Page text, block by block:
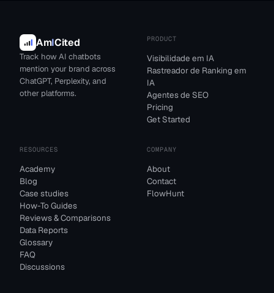
AmICited
Track how AI chatbots
mention your brand across
ChatGPT, Perplexity, and
other platforms.
PRODUCT
Visibilidade em IA
Rastreador de Ranking em
IA
Agentes de SEO
Pricing
Get Started
RESOURCES
Academy
Blog
Case studies
How-To Guides
Reviews & Comparisons
Data Reports
Glossary
FAQ
Discussions
COMPANY
About
Contact
FlowHunt